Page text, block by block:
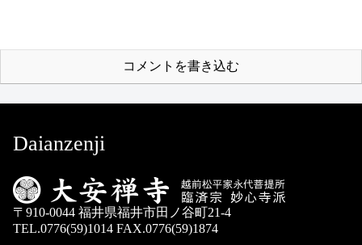
コメントを書き込む
Daianzenji
〒910-0044 福井県福井市田ノ谷町21-4
TEL.0776(59)1014 FAX.0776(59)1874